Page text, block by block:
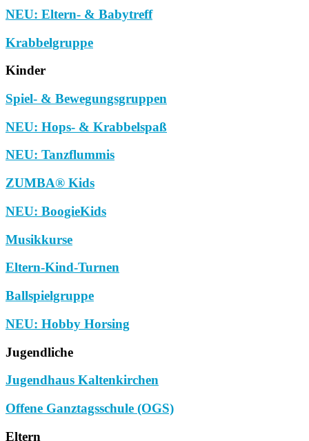
NEU: Eltern- & Babytreff
Krabbelgruppe
Kinder
Spiel- & Bewegungsgruppen
NEU: Hops- & Krabbelspaß
NEU: Tanzflummis
ZUMBA® Kids
NEU: BoogieKids
Musikkurse
Eltern-Kind-Turnen
Ballspielgruppe
NEU: Hobby Horsing
Jugendliche
Jugendhaus Kaltenkirchen
Offene Ganztagsschule (OGS)
Eltern